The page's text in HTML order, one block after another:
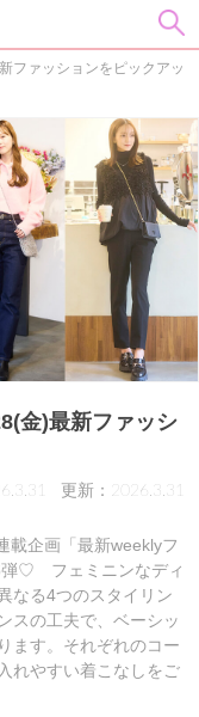
ファッションをピックアッ
金)最新ファッシ
更新：2026.3.31
載企画「最新weeklyフ
弾♡ フェミニンなディ
なる4つのスタイリン
スの工夫で、ベーシッ
ます。それぞれのコー
れやすい着こなしをご